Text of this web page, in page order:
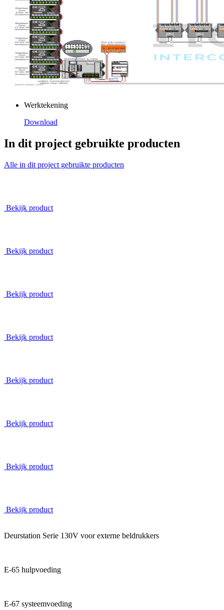
Werktekening
Download
In dit project gebruikte producten
Alle in dit project gebruikte producten
Bekijk product
Bekijk product
Bekijk product
Bekijk product
Bekijk product
Bekijk product
Bekijk product
Bekijk product
Deurstation Serie 130V voor externe beldrukkers
E-65 hulpvoeding
E-67 systeemvoeding